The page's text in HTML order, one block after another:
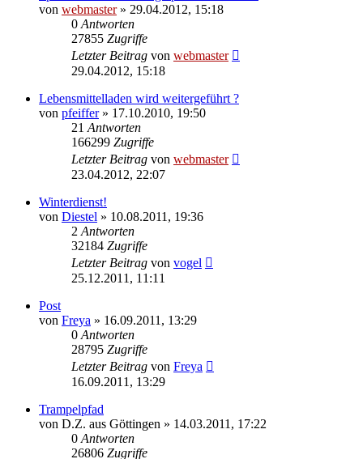
von webmaster» 29.04.2012, 15:18
0 Antworten
27855 Zugriffe
Letzter Beitrag von webmaster
29.04.2012, 15:18
Lebensmittelladen wird weitergeführt ?
von pfeiffer» 17.10.2010, 19:50
21 Antworten
166299 Zugriffe
Letzter Beitrag von webmaster
23.04.2012, 22:07
Winterdienst!
von Diestel » 10.08.2011, 19:36
2 Antworten
32184 Zugriffe
Letzter Beitrag von vogel
25.12.2011, 11:11
Post
von Freya » 16.09.2011, 13:29
0 Antworten
28795 Zugriffe
Letzter Beitrag von Freya
16.09.2011, 13:29
Trampelpfad
von D.Z. aus Göttingen » 14.03.2011, 17:22
0 Antworten
26806 Zugriffe